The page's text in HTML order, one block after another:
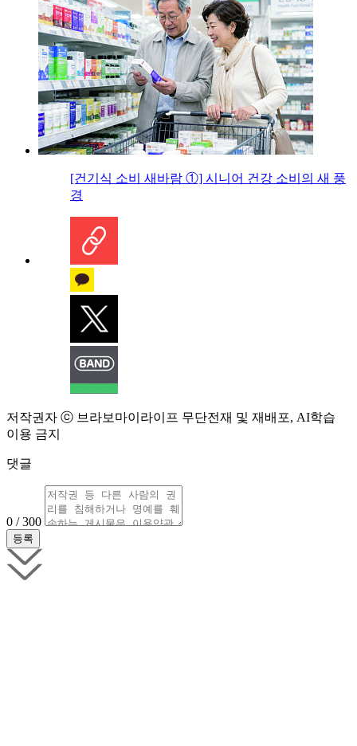
[건기식 소비 새바람 ①] 시니어 건강 소비의 새 풍
경
저작권자 ⓒ 브라보마이라이프 무단전재 및 재배포, AI학습
이용 금지
댓글
0 / 300